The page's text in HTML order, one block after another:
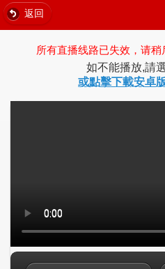
返回
所有直播线路已失效，请稍
如不能播放,請
或點擊下載安卓